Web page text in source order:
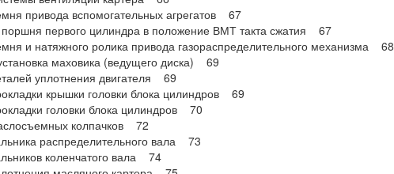
привода вспомогательных агрегатов 67
поршня первого цилиндра в положение ВМТ такта сжатия 67
и натяжного ролика привода газораспределительного механизма 68
маховика (ведущего диска) 69
уплотнения двигателя 69
крышки головки блока цилиндров 69
головки блока цилиндров 70
колпачков 72
распределительного вала 73
коленчатого вала 74